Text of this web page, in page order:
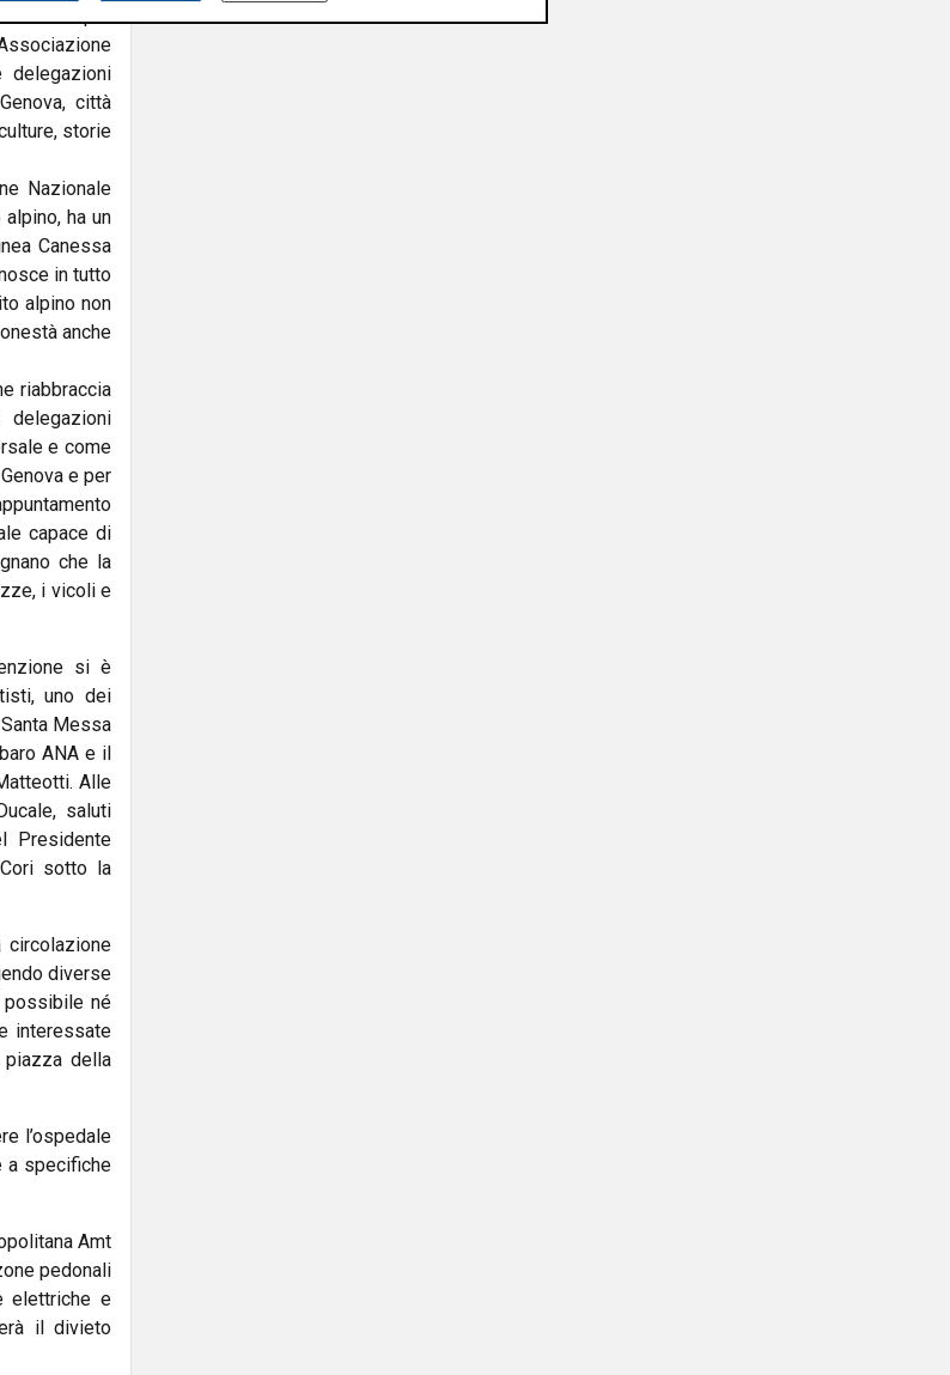
Genova per
delegazioni
città
storie
Nazionale
ha un
Canessa
in tutto
alpino non
anche
riabbraccia
e come
e per
capace di
che la
i vicoli e
si è
uno dei
Messa
ANA e il
Alle
saluti
Presidente
sotto la
diverse
possibile né
interessate
piazza della
l’ospedale
a specifiche
Amt
pedonali
elettriche e
il divieto